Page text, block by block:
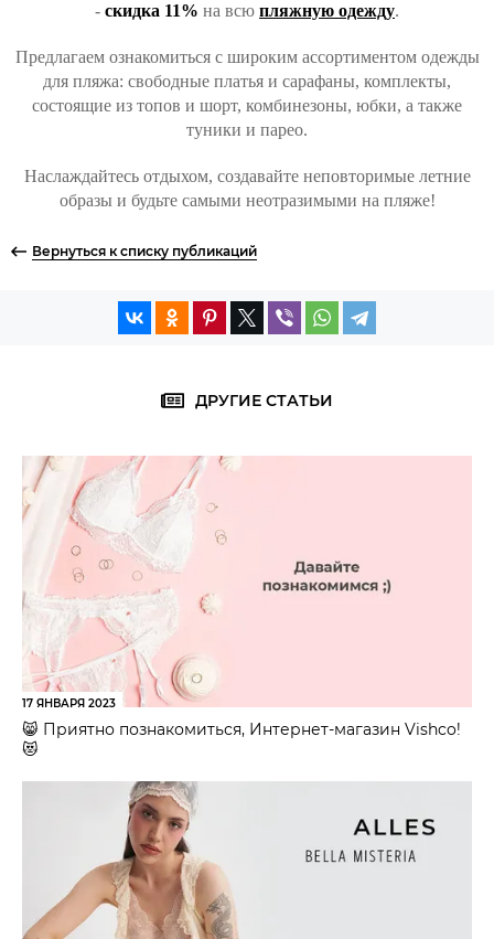
- скидка 11% на всю пляжную одежду.
Предлагаем ознакомиться с широким ассортиментом одежды
для пляжа: свободные платья и сарафаны, комплекты,
состоящие из топов и шорт, комбинезоны, юбки, а также
туники и парео.
Наслаждайтесь отдыхом, создавайте неповторимые летние
образы и будьте самыми неотразимыми на пляже!
Вернуться к списку публикаций
ДРУГИЕ СТАТЬИ
17 ЯНВАРЯ 2023
😸 Приятно познакомиться, Интернет-магазин Vishco!
😻